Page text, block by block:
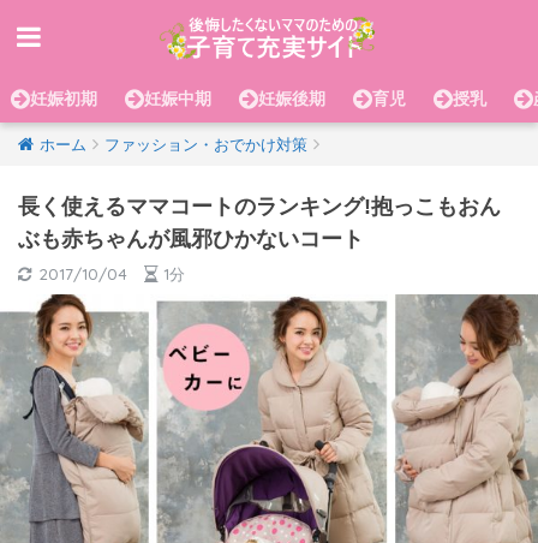
妊娠初期 妊娠中期 妊娠後期 育児 授乳
ホーム ファッション・おでかけ対策
長く使えるママコートのランキング!抱っこもおん
ぶも赤ちゃんが風邪ひかないコート
2017/10/04 1分